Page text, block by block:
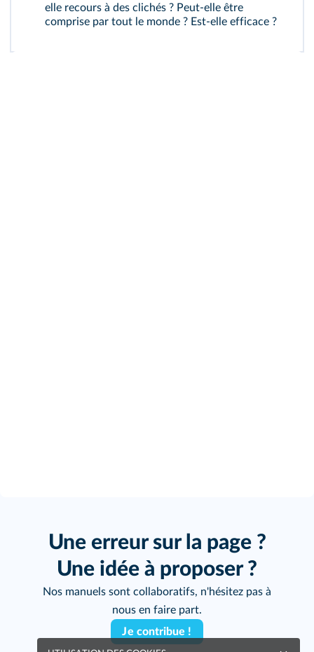
elle recours à des clichés ? Peut-elle être
comprise par tout le monde ? Est-elle efficace ?
Une erreur sur la page ?
Une idée à proposer ?
Nos manuels sont collaboratifs, n'hésitez pas à
nous en faire part.
Je contribue !